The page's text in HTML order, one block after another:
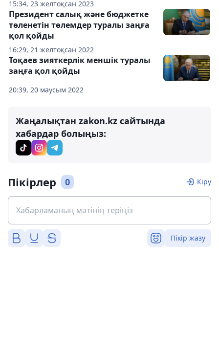
15:34, 23 желтоқсан 2023
16:29, 21 желтоқсан 2022
Президент салық және бюджетке
төленетін төлемдер туралы заңға
қол қойды
20:39, 20 маусым 2022
Тоқаев зияткерлік меншік туралы
заңға қол қойды
Жаңалықтан zakon.kz сайтында
хабардар болыңыз:
Пікірлер 0 Кіру
Пікір жазу